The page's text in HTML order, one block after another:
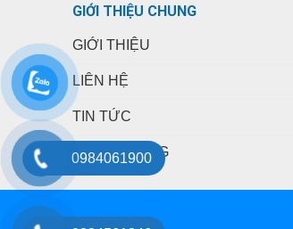
GIỚI THIỆU CHUNG
GIỚI THIỆU
LIÊN HỆ
TIN TỨC
TUYỂN DỤNG
0984061900